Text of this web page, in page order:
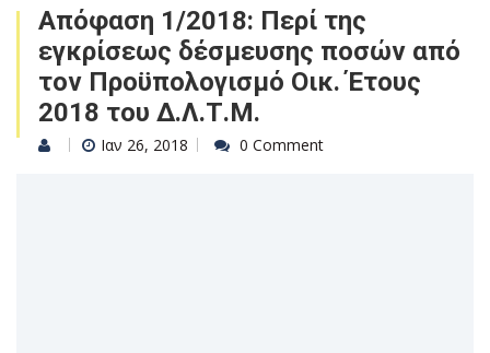
Απόφαση 1/2018: Περί της
εγκρίσεως δέσμευσης ποσών από
τον Προϋπολογισμό Οικ. Έτους
2018 του Δ.Λ.Τ.Μ.
Ιαν 26, 2018 0 Comment